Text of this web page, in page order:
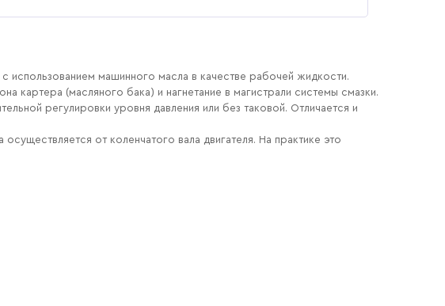
использованием машинного масла в качестве рабочей жидкости.
картера (масляного бака) и нагнетание в магистрали системы смазки.
регулировки уровня давления или без таковой. Отличается и
от коленчатого вала двигателя. На практике это